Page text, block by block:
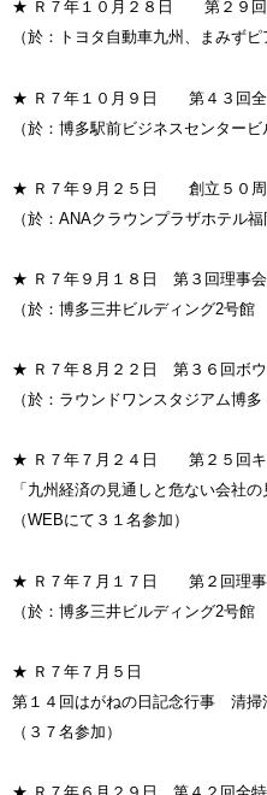
★ Ｒ７年１０月２８日 第２９回
（於：トヨタ自動車九州、まみず
★ Ｒ７年１０月９日 第４３回全
（於：博多駅前ビジネスセンタービ
★ Ｒ７年９月２５日 創立５０周
（於：ANAクラウンプラザホテル
★ Ｒ７年９月１８日 第３回理事会
（於：博多三井ビルディング2号館
★ Ｒ７年８月２２日 第３６回ボウ
（於：ラウンドワンスタジアム博
★ Ｒ７年７月２４日 第２５回キ
「九州経済の見通しと危ない会社の
（WEBにて３１名参加）
★ Ｒ７年７月１７日 第２回理
（於：博多三井ビルディング2号館
★ Ｒ７年７月５日
第１４回はがねの日記念行事 清掃
（３７名参加）